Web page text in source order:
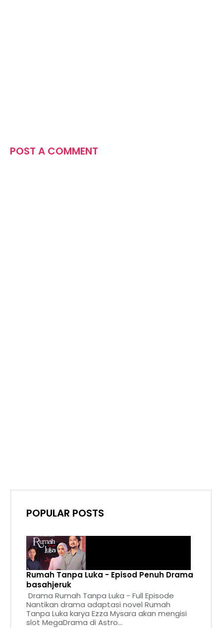
POST A COMMENT
POPULAR POSTS
Rumah Tanpa Luka - Episod Penuh Drama
basahjeruk
Drama Rumah Tanpa Luka - Full Episode
Nantikan drama adaptasi novel Rumah
Tanpa Luka karya Ezza Mysara akan mengisi
slot MegaDrama di Astro...